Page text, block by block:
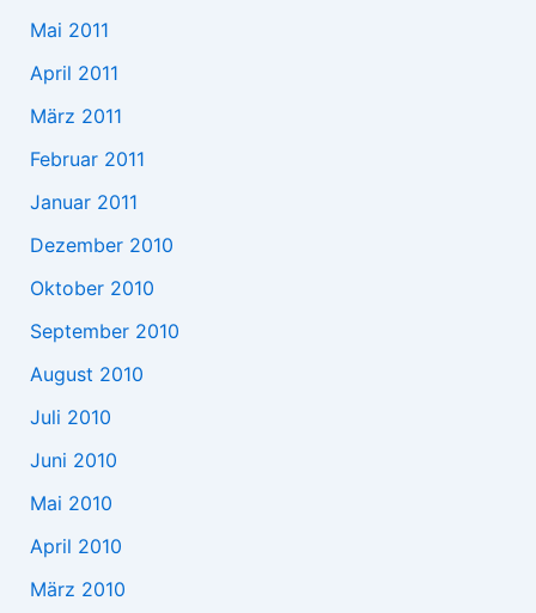
Mai 2011
April 2011
März 2011
Februar 2011
Januar 2011
Dezember 2010
Oktober 2010
September 2010
August 2010
Juli 2010
Juni 2010
Mai 2010
April 2010
März 2010